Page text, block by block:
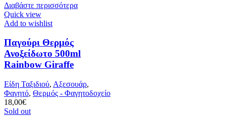
Διαβάστε περισσότερα
Quick view
Add to wishlist
Παγούρι Θερμός
Ανοξείδωτο 500ml
Rainbow Giraffe
Είδη Ταξιδιού, Αξεσουάρ,
Φαγητό, Θερμός - Φαγητοδοχείο
18,00€
Sold out